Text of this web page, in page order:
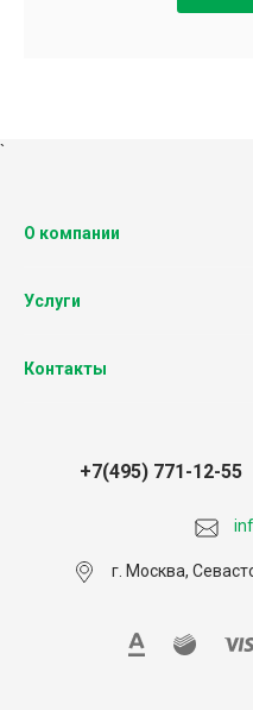
`
О компании
Услуги
Контакты
+7(495) 771-12-55
г. Москва,